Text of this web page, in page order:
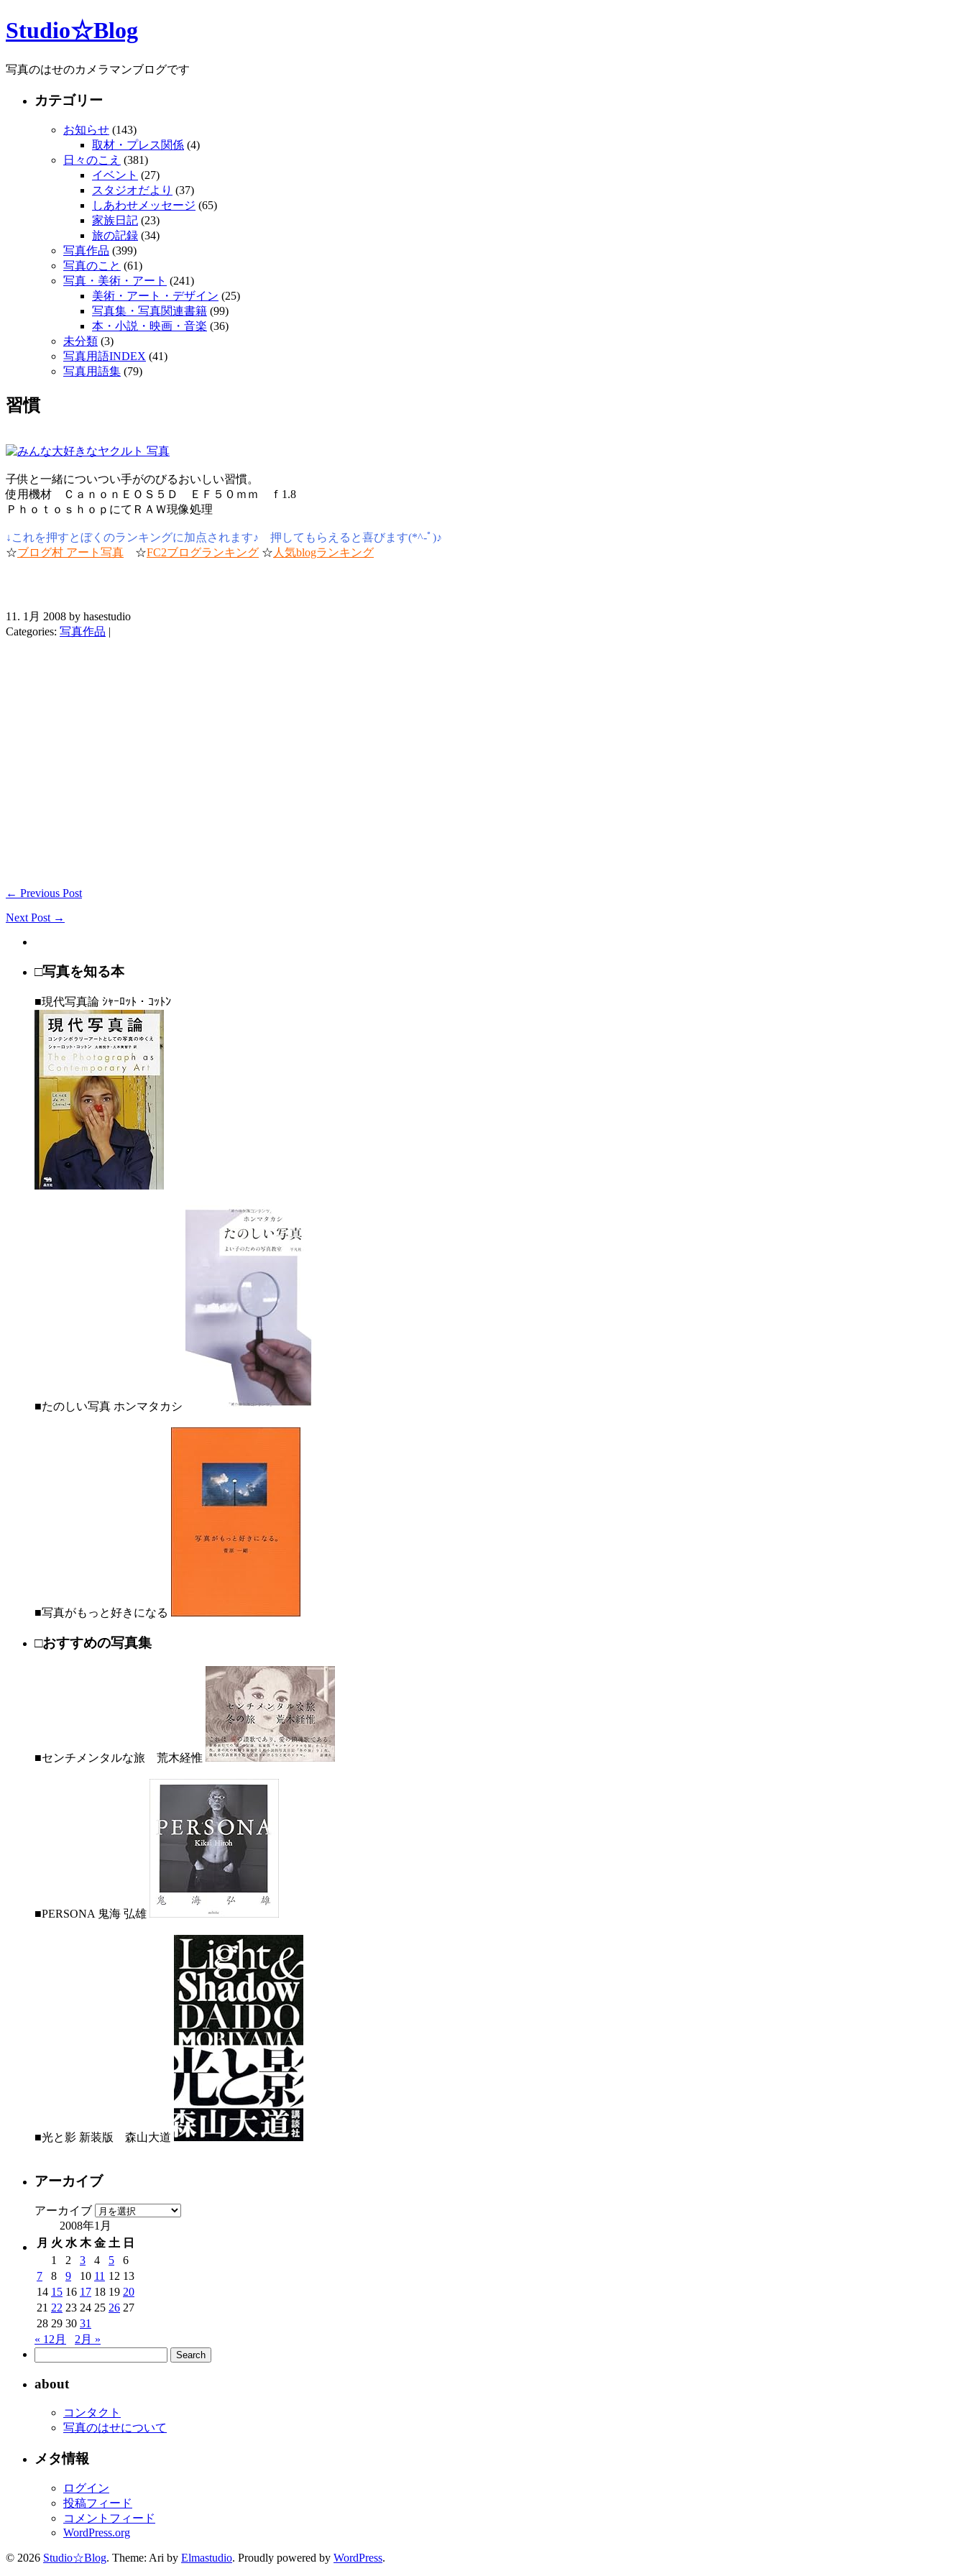
Studio☆Blog
写真のはせのカメラマンブログです
カテゴリー
お知らせ (143)
取材・プレス関係 (4)
日々のこえ (381)
イベント (27)
スタジオだより (37)
しあわせメッセージ (65)
家族日記 (23)
旅の記録 (34)
写真作品 (399)
写真のこと (61)
写真・美術・アート (241)
美術・アート・デザイン (25)
写真集・写真関連書籍 (99)
本・小説・映画・音楽 (36)
未分類 (3)
写真用語INDEX (41)
写真用語集 (79)
習慣
子供と一緒についつい手がのびるおいしい習慣。
使用機材 ＣａｎｏｎＥＯＳ５Ｄ ＥＦ５０ｍｍ ｆ1.8
ＰｈｏｔｏｓｈｏｐにてＲＡＷ現像処理
↓これを押すとぼくのランキングに加点されます♪ 押してもらえると喜びます(*^-ﾟ)♪
☆ブログ村 アート写真 ☆FC2ブログランキング ☆ 人気blogランキング
11. 1月 2008 by hasestudio
Categories: 写真作品 |
← Previous Post
Next Post →
□写真を知る本
■現代写真論 ｼｬｰﾛｯﾄ・ｺｯﾄﾝ
■たのしい写真 ホンマタカシ
■写真がもっと好きになる
□おすすめの写真集
■センチメンタルな旅 荒木経惟
■PERSONA 鬼海 弘雄
■光と影 新装版 森山大道
アーカイブ
アーカイブ
2008年1月
月 火 水 木 金 土 日
1
2 3 4 5
6
7
8 9 10 11 12 13
14 15 16 17 18 19 20
21 22 23 24 25 26 27
28 29 30 31
« 12月
2月 »
about
コンタクト
写真のはせについて
メタ情報
ログイン
投稿フィード
コメントフィード
WordPress.org
© 2026 Studio☆Blog. Theme: Ari by Elmastudio. Proudly powered by WordPress.